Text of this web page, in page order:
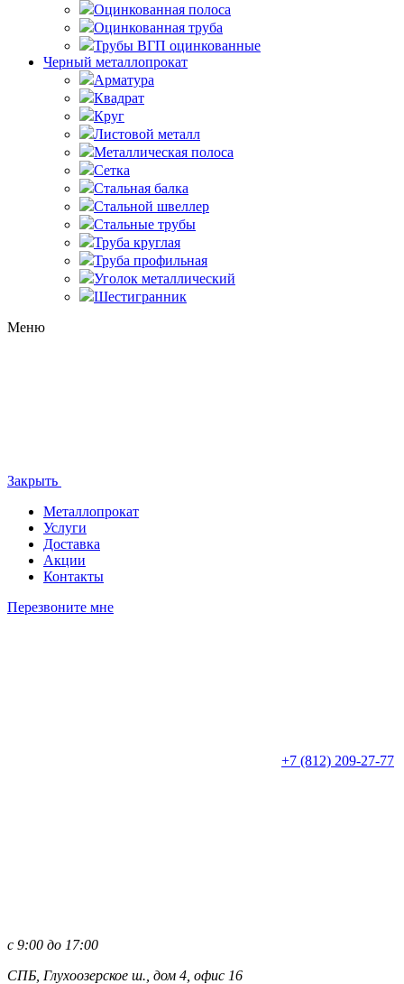
Оцинкованная полоса
Оцинкованная труба
Трубы ВГП оцинкованные
Черный металлопрокат
Арматура
Квадрат
Круг
Листовой металл
Металлическая полоса
Сетка
Стальная балка
Стальной швеллер
Стальные трубы
Труба круглая
Труба профильная
Уголок металлический
Шестигранник
Меню
Закрыть
Металлопрокат
Услуги
Доставка
Акции
Контакты
Перезвоните мне
+7 (812) 209-27-77
с 9:00 до 17:00
СПБ, Глухоозерское ш., дом 4, офис 16